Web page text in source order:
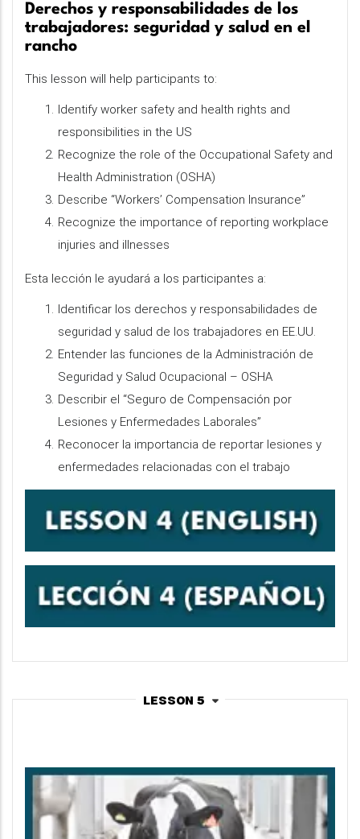
Derechos y responsabilidades de los
trabajadores: seguridad y salud en el
rancho
This lesson will help participants to:
Identify worker safety and health rights and
responsibilities in the US
Recognize the role of the Occupational Safety and
Health Administration (OSHA)
Describe “Workers’ Compensation Insurance”
Recognize the importance of reporting workplace
injuries and illnesses
Esta lección le ayudará a los participantes a:
Identificar los derechos y responsabilidades de
seguridad y salud de los trabajadores en EE.UU.
Entender las funciones de la Administración de
Seguridad y Salud Ocupacional – OSHA
Describir el “Seguro de Compensación por
Lesiones y Enfermedades Laborales”
Reconocer la importancia de reportar lesiones y
enfermedades relacionadas con el trabajo
Lesson 5